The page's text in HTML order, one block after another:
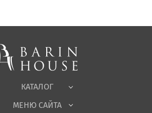
КАТАЛОГ
Спальни, Кровати
Корпусная мебель
Офисная мебель
Садовая мебель
МЕНЮ САЙТА